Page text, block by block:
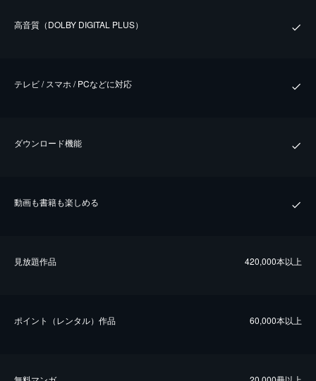
⾼⾳質（DOLBY DIGITAL PLUS）
テレビ / スマホ / PCなどに対応
ダウンロード機能
動画も書籍も楽しめる
⾒放題作品 420,000本以上
ポイント（レンタル）作品 60,000本以上